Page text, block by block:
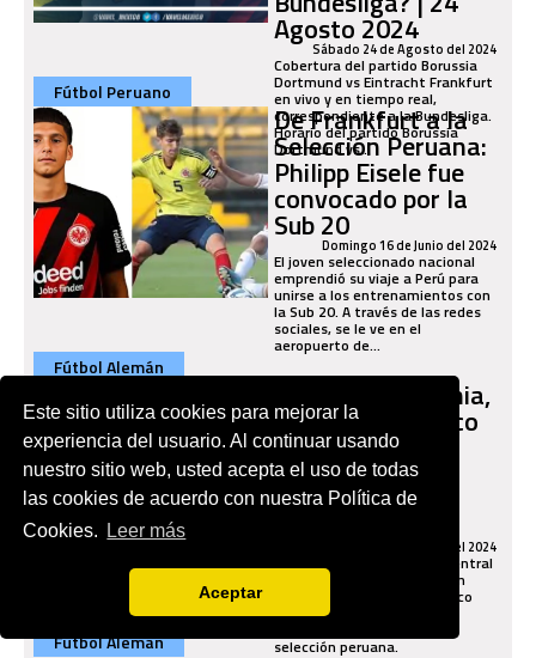
Este sitio utiliza cookies para mejorar la
experiencia del usuario. Al continuar usando
nuestro sitio web, usted acepta el uso de todas
las cookies de acuerdo con nuestra Política de
Cookies.
Leer más
Aceptar
Agosto 2024
Sábado 24 de Agosto del 2024
Cobertura del partido Borussia
Dortmund vs Eintracht Frankfurt
en vivo y en tiempo real,
correspondiente a la Bundesliga.
Horario del partido Borussia
Dortmund vs...
Fútbol Peruano
De Frankfurt a la
Selección Peruana:
Philipp Eisele fue
convocado por la
Sub 20Domingo 16 de Junio del 2024
El joven seleccionado nacional
emprendió su viaje a Perú para
unirse a los entrenamientos con
la Sub 20. A través de las redes
sociales, se le ve en el
aeropuerto de...
Fútbol Alemán
Nació en Alemania,
milita en histórico
club de la
Bundesliga y
aceptó jugar por
Sábado 15 de Junio del 2024
Su puesto es de defensa central
con ambos perfiles, nació en
Alemania y milita en histórico
club de la Bundesliga para
selección peruana.
Fútbol Alemán